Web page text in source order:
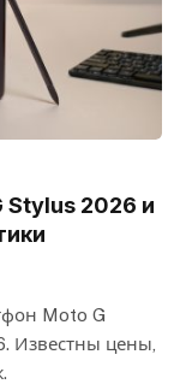
Stylus 2026 и
Moto G
Известны цены,